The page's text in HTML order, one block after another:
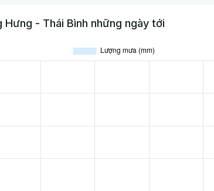
- Thái Bình những ngày tới